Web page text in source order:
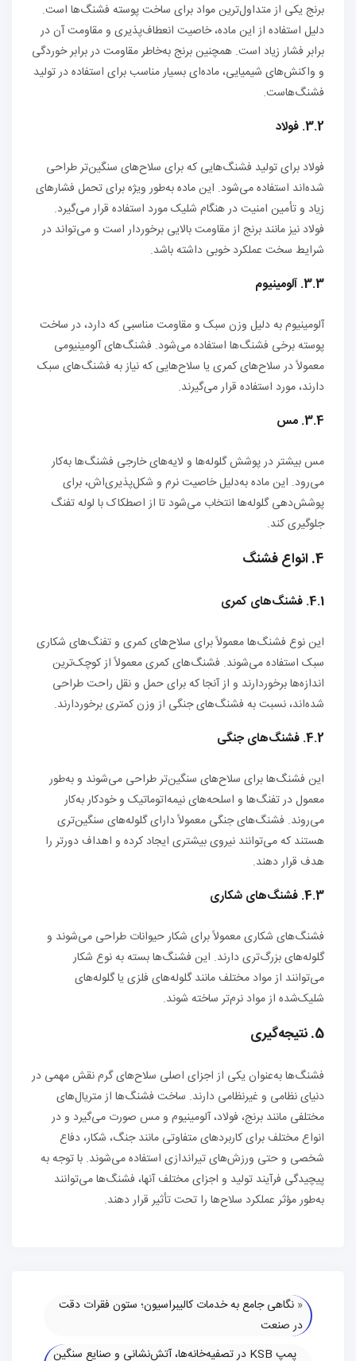
برنج یکی از متداول‌ترین مواد برای ساخت پوسته فشنگ‌ها است.
دلیل استفاده از این ماده، خاصیت انعطاف‌پذیری و مقاومت آن در
برابر فشار زیاد است. همچنین برنج به‌خاطر مقاومت در برابر خوردگی
و واکنش‌های شیمیایی، ماده‌ای بسیار مناسب برای استفاده در تولید
فشنگ‌هاست.
3.2. فولاد
فولاد برای تولید فشنگ‌هایی که برای سلاح‌های سنگین‌تر طراحی
شده‌اند استفاده می‌شود. این ماده به‌طور ویژه برای تحمل فشارهای
زیاد و تأمین امنیت در هنگام شلیک مورد استفاده قرار می‌گیرد.
فولاد نیز مانند برنج از مقاومت بالایی برخوردار است و می‌تواند در
شرایط سخت عملکرد خوبی داشته باشد.
3.3. آلومینیوم
آلومینیوم به دلیل وزن سبک و مقاومت مناسبی که دارد، در ساخت
پوسته برخی فشنگ‌ها استفاده می‌شود. فشنگ‌های آلومینیومی
معمولاً در سلاح‌های کمری یا سلاح‌هایی که نیاز به فشنگ‌های سبک
دارند، مورد استفاده قرار می‌گیرند.
3.4. مس
مس بیشتر در پوشش گلوله‌ها و لایه‌های خارجی فشنگ‌ها به‌کار
می‌رود. این ماده به‌دلیل خاصیت نرم و شکل‌پذیری‌اش، برای
پوشش‌دهی گلوله‌ها انتخاب می‌شود تا از اصطکاک با لوله تفنگ
جلوگیری کند.
4. انواع فشنگ
4.1. فشنگ‌های کمری
این نوع فشنگ‌ها معمولاً برای سلاح‌های کمری و تفنگ‌های شکاری
سبک استفاده می‌شوند. فشنگ‌های کمری معمولاً از کوچک‌ترین
اندازه‌ها برخوردارند و از آنجا که برای حمل و نقل راحت طراحی
شده‌اند، نسبت به فشنگ‌های جنگی از وزن کمتری برخوردارند.
4.2. فشنگ‌های جنگی
این فشنگ‌ها برای سلاح‌های سنگین‌تر طراحی می‌شوند و به‌طور
معمول در تفنگ‌ها و اسلحه‌های نیمه‌اتوماتیک و خودکار به‌کار
می‌روند. فشنگ‌های جنگی معمولاً دارای گلوله‌های سنگین‌تری
هستند که می‌توانند نیروی بیشتری ایجاد کرده و اهداف دورتر را
هدف قرار دهند.
4.3. فشنگ‌های شکاری
فشنگ‌های شکاری معمولاً برای شکار حیوانات طراحی می‌شوند و
گلوله‌های بزرگ‌تری دارند. این فشنگ‌ها بسته به نوع شکار
می‌توانند از مواد مختلف مانند گلوله‌های فلزی یا گلوله‌های
شلیک‌شده از مواد نرم‌تر ساخته شوند.
5. نتیجه‌گیری
فشنگ‌ها به‌عنوان یکی از اجزای اصلی سلاح‌های گرم نقش مهمی در
دنیای نظامی و غیرنظامی دارند. ساخت فشنگ‌ها از متریال‌های
مختلفی مانند برنج، فولاد، آلومینیوم و مس صورت می‌گیرد و در
انواع مختلف برای کاربردهای متفاوتی مانند جنگ، شکار، دفاع
شخصی و حتی ورزش‌های تیراندازی استفاده می‌شوند. با توجه به
پیچیدگی فرآیند تولید و اجزای مختلف آنها، فشنگ‌ها می‌توانند
به‌طور مؤثر عملکرد سلاح‌ها را تحت تأثیر قرار دهند.
« نگاهی جامع به خدمات کالیبراسیون؛ ستون فقرات دقت
در صنعت
پمپ KSB در تصفیه‌خانه‌ها، آتش‌نشانی و صنایع سنگین